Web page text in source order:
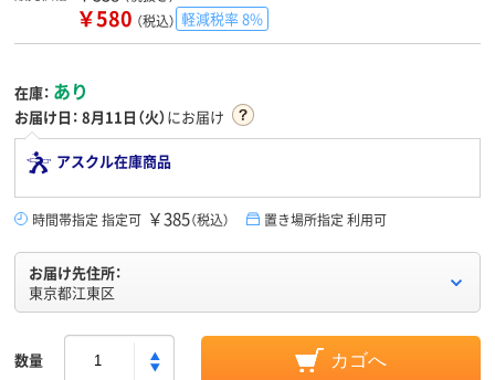
￥580 （税込） 軽減税率 8%
在庫： あり
お届け日： 8月11日（火）にお届け
アスクル在庫商品
時間帯指定 指定可 ￥385（税込） 置き場所指定 利用可
お届け先住所：
東京都江東区
数量 カゴへ